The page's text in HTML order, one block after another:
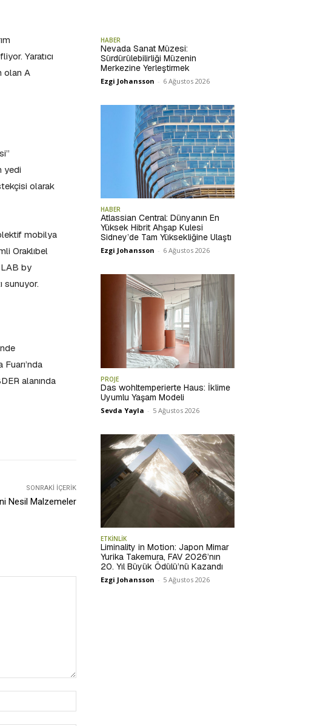
Yaratıcı
olan A
yedi
olarak
mobilya
Oraklıbel
LAB by
sunuyor.
alanında
SONRAKI İÇERIK
Nesil Malzemeler
HABER
Nevada Sanat Müzesi:
Sürdürülebilirliği Müzenin
Merkezine Yerleştirmek
Ezgi Johansson - 6 Ağustos 2026
HABER
Atlassian Central: Dünyanın En
Yüksek Hibrit Ahşap Kulesi
Sidney’de Tam Yüksekliğine Ulaştı
Ezgi Johansson - 6 Ağustos 2026
PROJE
Das wohltemperierte Haus: İklime
Uyumlu Yaşam Modeli
Sevda Yayla - 5 Ağustos 2026
ETKİNLİK
Liminality in Motion: Japon Mimar
Yurika Takemura, FAV 2026’nın
20. Yıl Büyük Ödülü’nü Kazandı
Ezgi Johansson - 5 Ağustos 2026